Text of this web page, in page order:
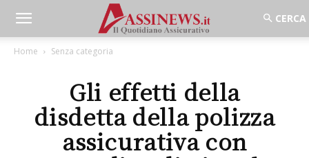
Home Senza categoria
Gli effetti della
disdetta della polizza
assicurativa con